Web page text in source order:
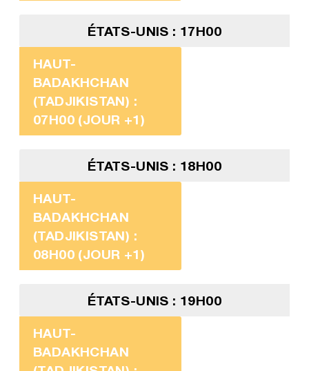
ÉTATS-UNIS : 17H00
HAUT-
BADAKHCHAN
(TADJIKISTAN) :
07H00 (JOUR +1)
ÉTATS-UNIS : 18H00
HAUT-
BADAKHCHAN
(TADJIKISTAN) :
08H00 (JOUR +1)
ÉTATS-UNIS : 19H00
HAUT-
BADAKHCHAN